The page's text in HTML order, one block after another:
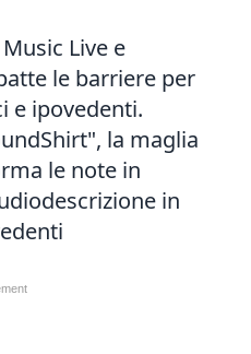
Live e
le barriere per
e ipovedenti.
la maglia
le note in
in